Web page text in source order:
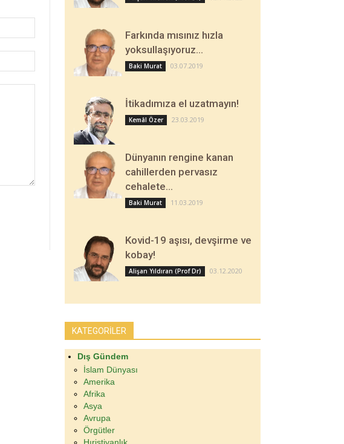
Farkında mısınız hızla
yoksullaşıyoruz…
Baki Murat 03.07.2019
İtikadımıza el uzatmayın!
Kemâl Özer 23.03.2019
Dünyanın rengine kanan
cahillerden pervasız
cehalete…
Baki Murat 11.03.2019
Kovid-19 aşısı, devşirme ve
kobay!
Alişan Yıldıran (Prof Dr) 03.12.2020
KATEGORİLER
Dış Gündem
İslam Dünyası
Amerika
Afrika
Asya
Avrupa
Örgütler